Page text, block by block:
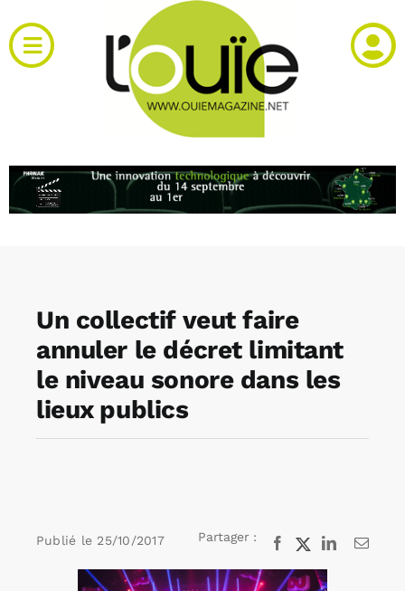
au
contenu
Toggle
Navigation
RH et emploi
Kiosque
Annonces emploi
Un collectif veut faire
annuler le décret limitant
le niveau sonore dans les
lieux publics
Publié le 25/10/2017 Partager : Facebook
X LinkedInEmail